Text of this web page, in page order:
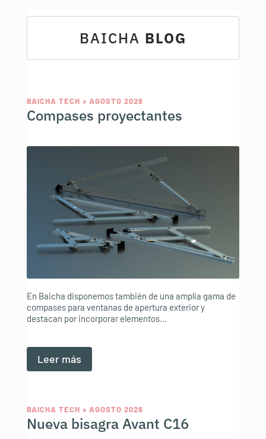
BAICHA BLOG
BAICHA TECH » AGOSTO 2026
Compases proyectantes
En Baicha disponemos también de una amplia gama de
compases para ventanas de apertura exterior y
destacan por incorporar elementos...
Leer más
BAICHA TECH » AGOSTO 2026
Nueva bisagra Avant C16